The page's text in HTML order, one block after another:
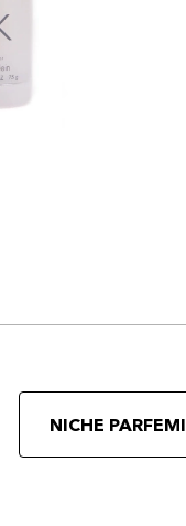
NICHE PARFEMI